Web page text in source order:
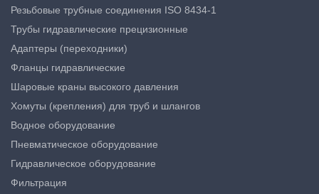
Резьбовые трубные соединения ISO 8434-1
Трубы гидравлические прецизионные
Адаптеры (переходники)
Фланцы гидравлические
Шаровые краны высокого давления
Хомуты (крепления) для труб и шлангов
Водное оборудование
Пневматическое оборудование
Гидравлическое оборудование
Фильтрация